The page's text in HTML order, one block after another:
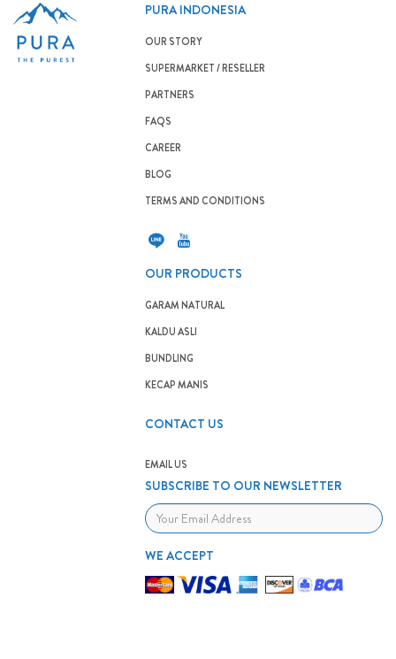
PURA INDONESIA
OUR STORY
SUPERMARKET / RESELLER
PARTNERS
FAQS
CAREER
BLOG
TERMS AND CONDITIONS
OUR PRODUCTS
GARAM NATURAL
KALDU ASLI
BUNDLING
KECAP MANIS
CONTACT US
EMAIL US
SUBSCRIBE TO OUR NEWSLETTER
WE ACCEPT